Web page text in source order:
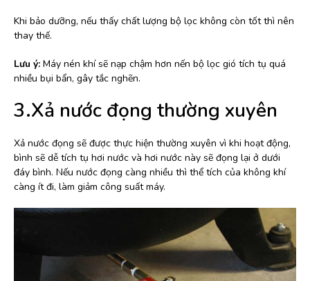
Khi bảo dưỡng, nếu thấy chất lượng bộ lọc không còn tốt thì nên
thay thế.
Lưu ý: Máy nén khí sẽ nạp chậm hơn nến bộ lọc gió tích tụ quá
nhiều bụi bẩn, gây tắc nghẽn.
3.Xả nước đọng thường xuyên
Xả nước đọng sẽ được thực hiện thường xuyên vì khi hoạt động,
bình sẽ dễ tích tụ hơi nước và hơi nước này sẽ đọng lại ở dưới
đáy bình. Nếu nước đọng càng nhiều thì thể tích của không khí
càng ít đi, làm giảm công suất máy.